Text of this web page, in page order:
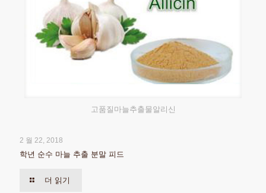
고품질마늘추출물알리신
2 월 22, 2018
학년 순수 마늘 추출 분말 피드
더 읽기